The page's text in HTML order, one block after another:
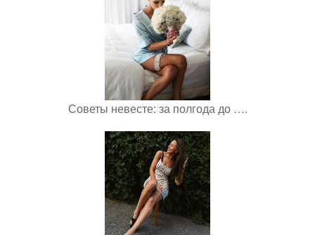
Советы невесте: за полгода до ….